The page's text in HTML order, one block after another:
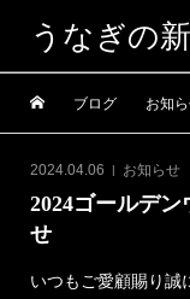
うなぎの
ブログ お知
2024.04.06 お知らせ
2024ゴールデ
せ
いつもご愛顧賜り誠